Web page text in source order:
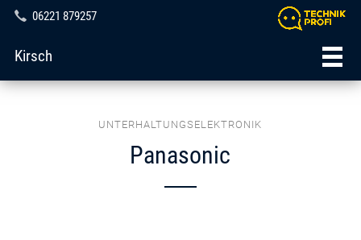
06221 879257
Kirsch
UNTERHALTUNGSELEKTRONIK
Panasonic